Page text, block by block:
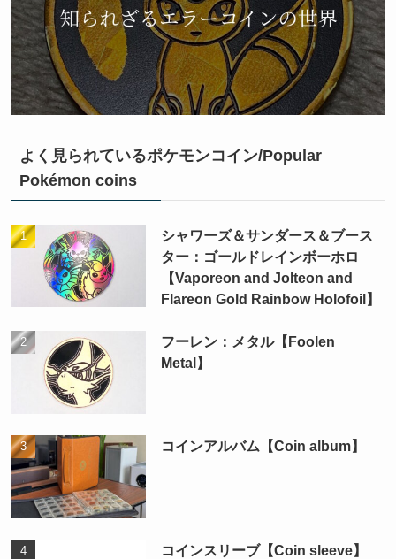
よく見られているポケモンコイン/Popular
Pokémon coins
シャワーズ＆サンダース＆ブース
ター：ゴールドレインボーホロ
【Vaporeon and Jolteon and
Flareon Gold Rainbow Holofoil】
フーレン：メタル【Foolen
Metal】
コインアルバム【Coin album】
コインスリーブ【Coin sleeve】